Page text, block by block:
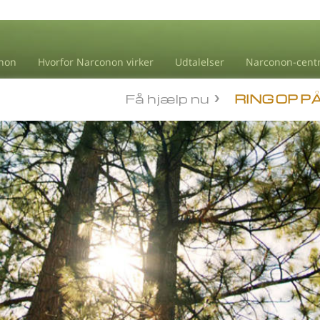
Hvorfor Narconon virker Udtalelser Narconon-
RING OP
Få hjælp nu